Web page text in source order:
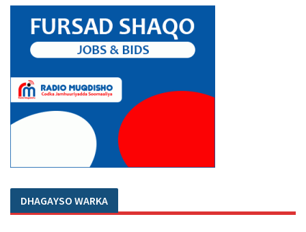
DHAGAYSO WARKA